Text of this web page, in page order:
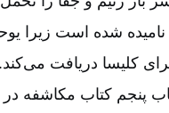
شده است زیرا
کلیسا دریافت می‌‌کند.
پنجم کتاب مکاشفه